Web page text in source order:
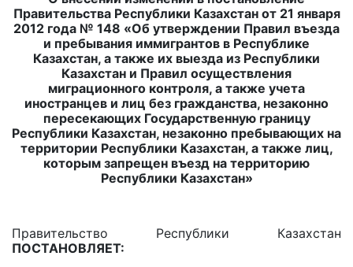
Правительства Республики Казахстан от 21 января
2012 года № 148 «Об утверждении Правил въезда
и пребывания иммигрантов в Республике
Казахстан, а также их выезда из Республики
Казахстан и Правил осуществления
миграционного контроля, а также учета
иностранцев и лиц без гражданства, незаконно
пересекающих Государственную границу
Республики Казахстан, незаконно пребывающих на
территории Республики Казахстан, а также лиц,
которым запрещен въезд на территорию
Республики Казахстан»
Правительство Республики Казахстан
ПОСТАНОВЛЯЕТ: